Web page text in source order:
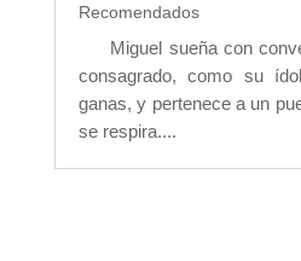
Recomendados
Miguel sueña con
consagrado, como su
ganas, y pertenece a un
se respira....